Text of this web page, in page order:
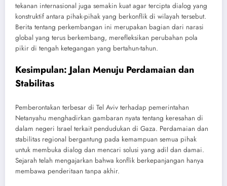
tekanan internasional juga semakin kuat agar tercipta dialog yang
konstruktif antara pihak-pihak yang berkonflik di wilayah tersebut.
Berita tentang perkembangan ini merupakan bagian dari narasi
global yang terus berkembang, merefleksikan perubahan pola
pikir di tengah ketegangan yang bertahun-tahun.
Kesimpulan: Jalan Menuju Perdamaian dan
Stabilitas
Pemberontakan terbesar di Tel Aviv terhadap pemerintahan
Netanyahu menghadirkan gambaran nyata tentang keresahan di
dalam negeri Israel terkait pendudukan di Gaza. Perdamaian dan
stabilitas regional bergantung pada kemampuan semua pihak
untuk membuka dialog dan mencari solusi yang adil dan damai.
Sejarah telah mengajarkan bahwa konflik berkepanjangan hanya
membawa penderitaan tanpa akhir.